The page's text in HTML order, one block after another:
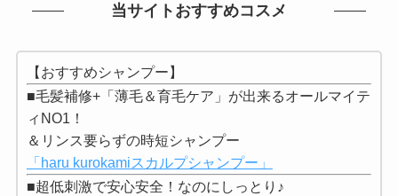
当サイトおすすめコスメ
【おすすめシャンプー】
■毛髪補修+「薄毛＆育毛ケア」が出来るオールマイテ
ィNO1！
＆リンス要らずの時短シャンプー
「haru kurokamiスカルプシャンプー」
■超低刺激で安心安全！なのにしっとり♪